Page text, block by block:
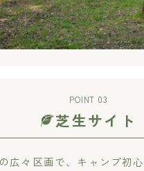
POINT 03
芝生サイト
広々区画で、キャンプ初